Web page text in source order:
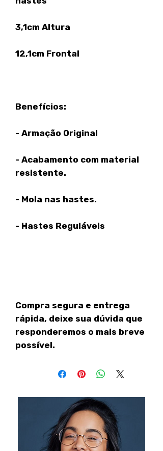
3,1cm Altura
12,1cm Frontal
Benefícios:
- Armação Original
- Acabamento com material
resistente.
- Mola nas hastes.
- Hastes Reguláveis
Compra segura e entrega
rápida, deixe sua dúvida que
responderemos o mais breve
possível.